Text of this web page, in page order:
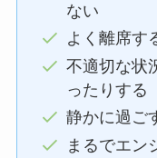
ない
よく離席す
不適切な状
ったりする
静かに過ご
まるでエン